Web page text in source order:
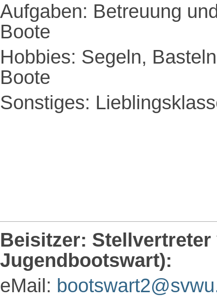
Aufgaben: Betreuung
Boote
Hobbies: Segeln,
Boote
Sonstiges:
Beisitzer:
Jugendbootswart):
eMail: